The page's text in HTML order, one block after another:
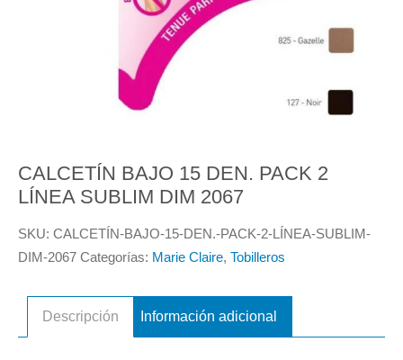
CALCETÍN BAJO 15 DEN. PACK 2
LÍNEA SUBLIM DIM 2067
SKU: CALCETÍN-BAJO-15-DEN.-PACK-2-LÍNEA-SUBLIM-
DIM-2067 Categorías: Marie Claire, Tobilleros
Descripción Información adicional